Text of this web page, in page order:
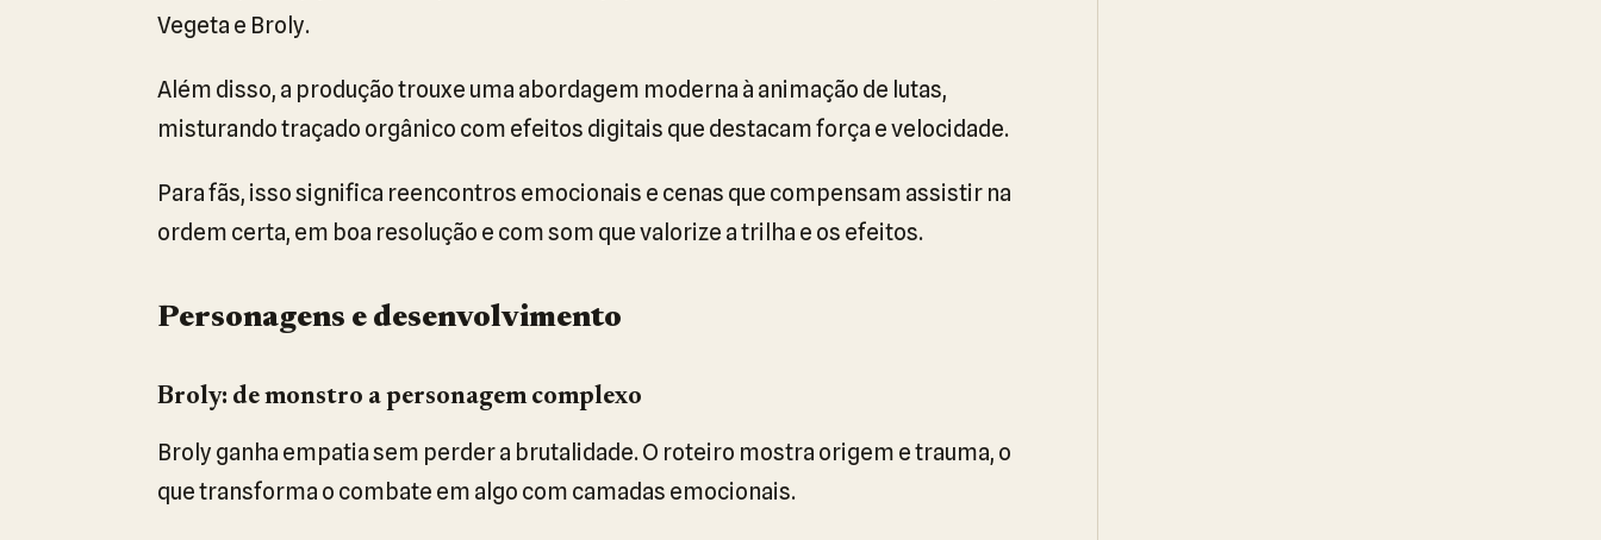
Vegeta e Broly.
Além disso, a produção trouxe uma abordagem moderna à animação de lutas,
misturando traçado orgânico com efeitos digitais que destacam força e velocidade.
Para fãs, isso significa reencontros emocionais e cenas que compensam assistir na
ordem certa, em boa resolução e com som que valorize a trilha e os efeitos.
Personagens e desenvolvimento
Broly: de monstro a personagem complexo
Broly ganha empatia sem perder a brutalidade. O roteiro mostra origem e trauma, o
que transforma o combate em algo com camadas emocionais.